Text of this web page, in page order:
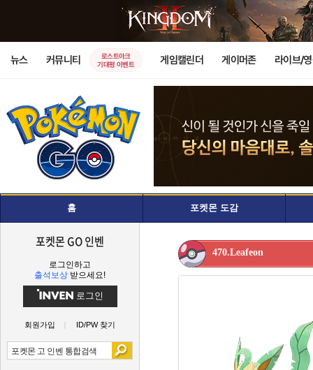
뉴스 커뮤니티
로스트아크
기대평 이벤트
게임캘린더 게이머존 라이브/
홈 포켓몬 도감
포켓몬 GO 인벤
로그인하고
출석보상 받으세요!
로그인
회원가입 ID/PW 찾기
470.Leafeon